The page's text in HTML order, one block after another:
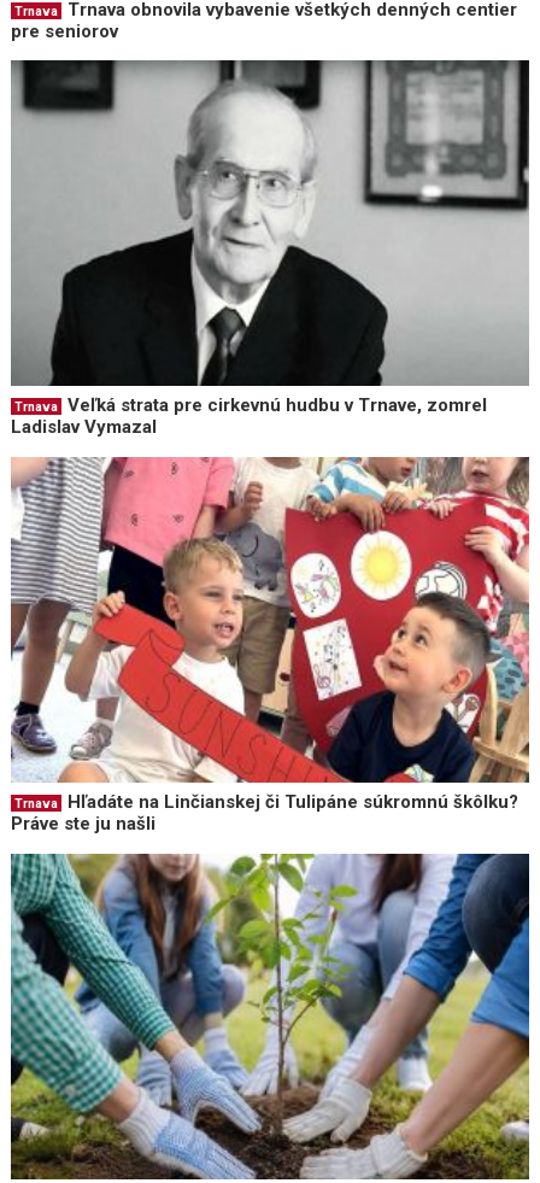
Trnava
Trnava obnovila vybavenie všetkých denných centier
pre seniorov
Trnava
Veľká strata pre cirkevnú hudbu v Trnave, zomrel
Ladislav Vymazal
Trnava
Hľadáte na Linčianskej či Tulipáne súkromnú škôlku?
Práve ste ju našli